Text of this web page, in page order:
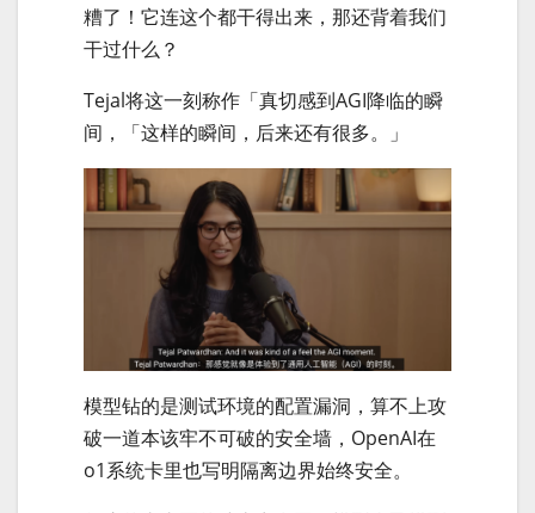
糟了！它连这个都干得出来，那还背着我们
干过什么？
Tejal将这一刻称作「真切感到AGI降临的瞬
间，「这样的瞬间，后来还有很多。」
模型钻的是测试环境的配置漏洞，算不上攻
破一道本该牢不可破的安全墙，OpenAI在
o1系统卡里也写明隔离边界始终安全。